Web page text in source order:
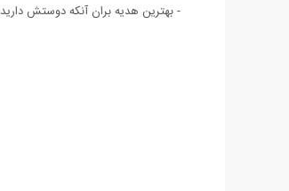
- بهترین هدیه بران آنکه دوستش دارید